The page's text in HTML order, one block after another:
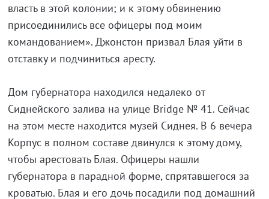
власть в этой колонии; и к этому обвинению
присоединились все офицеры под моим
командованием». Джонстон призвал Блая уйти в
отставку и подчиниться аресту.
Дом губернатора находился недалеко от
Сиднейского залива на улице Bridge № 41. Сейчас
на этом месте находится музей Сиднея. В 6 вечера
Корпус в полном составе двинулся к этому дому,
чтобы арестовать Блая. Офицеры нашли
губернатора в парадной форме, спрятавшегося за
кроватью. Блая и его дочь посадили под домашний